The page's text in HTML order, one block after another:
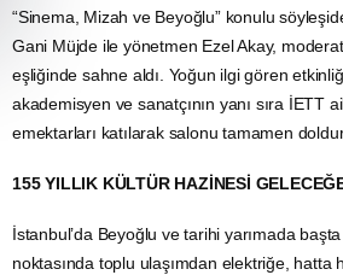
“Sinema, Mizah ve Beyoğlu” konulu
Gani Müjde ile yönetmen Ezel Akay,
eşliğinde sahne aldı. Yoğun ilgi gören
akademisyen ve sanatçının yanı sıra İETT
emektarları katılarak salonu tamamen
155 YILLIK KÜLTÜR HAZİNESİ
İstanbul’da Beyoğlu ve tarihi yarımada
noktasında toplu ulaşımdan elektriğe, hatta